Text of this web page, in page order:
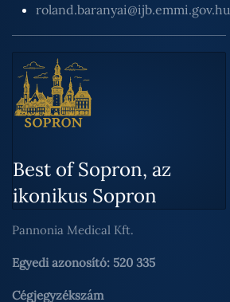
roland.baranyai@ijb.emmi.gov.hu
Best of Sopron, az
ikonikus Sopron
Pannonia Medical Kft.
Egyedi azonosító: 520 335
Cégjegyzékszám